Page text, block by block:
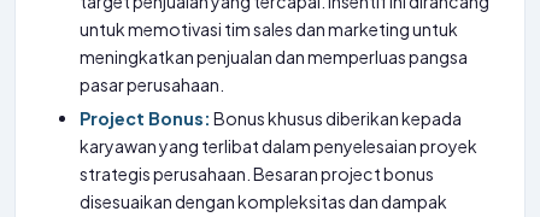
untuk memotivasi tim sales dan marketing untuk
meningkatkan penjualan dan memperluas pangsa
pasar perusahaan.
Project Bonus: Bonus khusus diberikan kepada
karyawan yang terlibat dalam penyelesaian proyek
strategis perusahaan. Besaran project bonus
disesuaikan dengan kompleksitas dan dampak